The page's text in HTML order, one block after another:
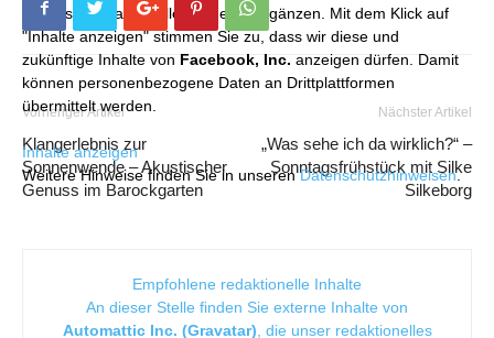
die unser redaktionelles Angebot ergänzen. Mit dem Klick auf
"Inhalte anzeigen" stimmen Sie zu, dass wir diese und
zukünftige Inhalte von Facebook, Inc. anzeigen dürfen. Damit
können personenbezogene Daten an Drittplattformen
übermittelt werden.
Inhalte anzeigen
Weitere Hinweise finden Sie in unserenDatenschutzhinweisen.
Vorheriger Artikel
Klangerlebnis zur
Sonnenwende – Akustischer
Genuss im Barockgarten
Nächster Artikel
„Was sehe ich da wirklich?“ –
Sonntagsfrühstück mit Silke
Silkeborg
Empfohlene redaktionelle Inhalte
An dieser Stelle finden Sie externe Inhalte von
Automattic Inc. (Gravatar) , die unser redaktionelles